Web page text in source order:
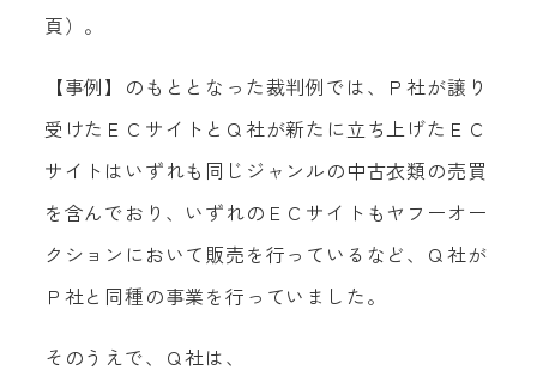
頁）。
【事例】のもととなった裁判例では、Ｐ社が譲り
受けたＥＣサイトとＱ社が新たに立ち上げたＥＣ
サイトはいずれも同じジャンルの中古衣類の売買
を含んでおり、いずれのＥＣサイトもヤフーオー
クションにおいて販売を行っているなど、Ｑ社が
Ｐ社と同種の事業を行っていました。
そのうえで、Ｑ社は、